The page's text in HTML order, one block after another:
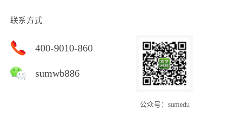
联系方式
400-9010-860
sumwb886
公众号：sumedu